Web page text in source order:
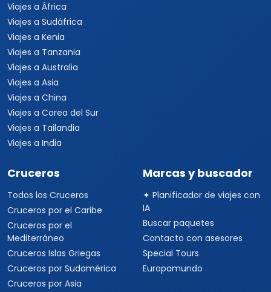
Viajes a África
Viajes a Sudáfrica
Viajes a Kenia
Viajes a Tanzania
Viajes a Australia
Viajes a Asia
Viajes a China
Viajes a Corea del Sur
Viajes a Tailandia
Viajes a India
Cruceros
Todos los Cruceros
Cruceros por el Caribe
Cruceros por el
Mediterráneo
Cruceros Islas Griegas
Cruceros por Sudamérica
Cruceros por Asia
Marcas y buscador
✦ Planificador de viajes con
IA
Buscar paquetes
Contacto con asesores
Special Tours
Europamundo